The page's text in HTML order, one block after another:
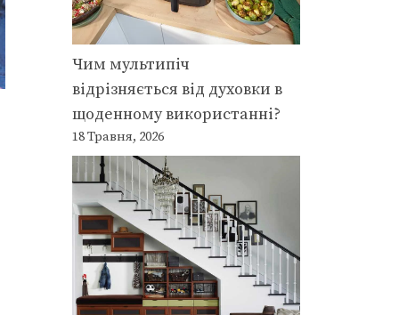
Чим мультипіч
відрізняється від духовки в
щоденному використанні?
18 Травня, 2026